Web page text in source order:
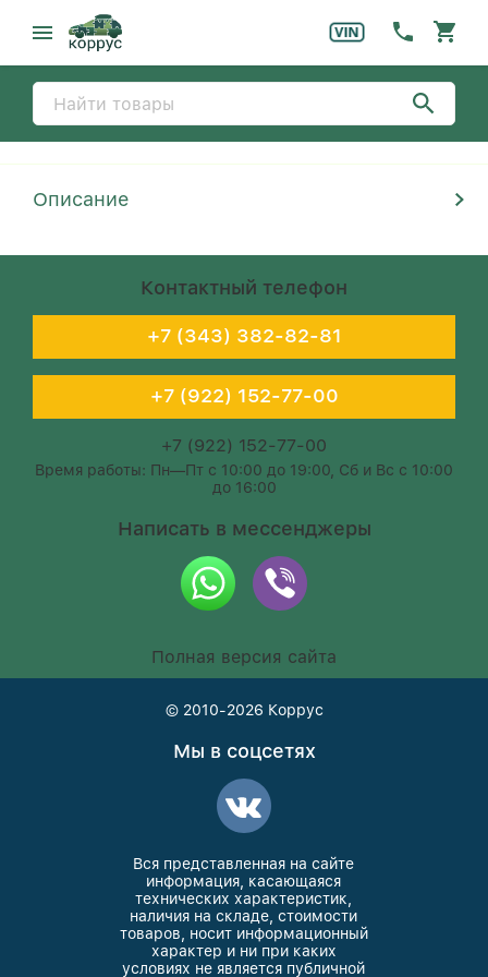
Описание
Контактный телефон
+7 (343) 382-82-81
+7 (922) 152-77-00
+7 (922) 152-77-00
Время работы: Пн—Пт с 10:00 до 19:00, Сб и Вс с 10:00
до 16:00
Написать в мессенджеры
Полная версия сайта
© 2010-2026 Коррус
Мы в соцсетях
Вся представленная на сайте
информация, касающаяся
технических характеристик,
наличия на складе, стоимости
товаров, носит информационный
характер и ни при каких
условиях не является публичной